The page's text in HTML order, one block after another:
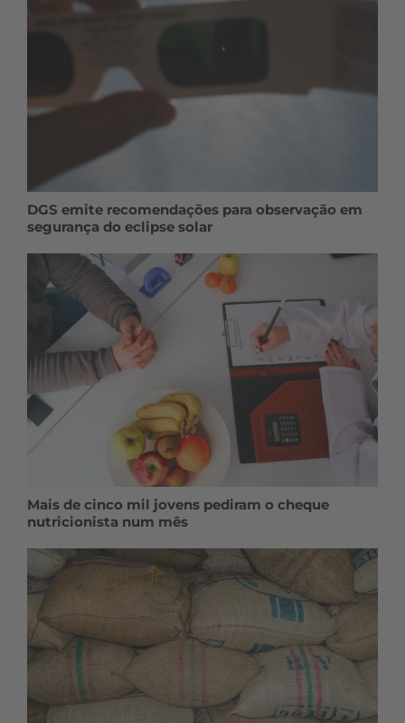
DGS emite recomendações para observação em
segurança do eclipse solar
Mais de cinco mil jovens pediram o cheque
nutricionista num mês